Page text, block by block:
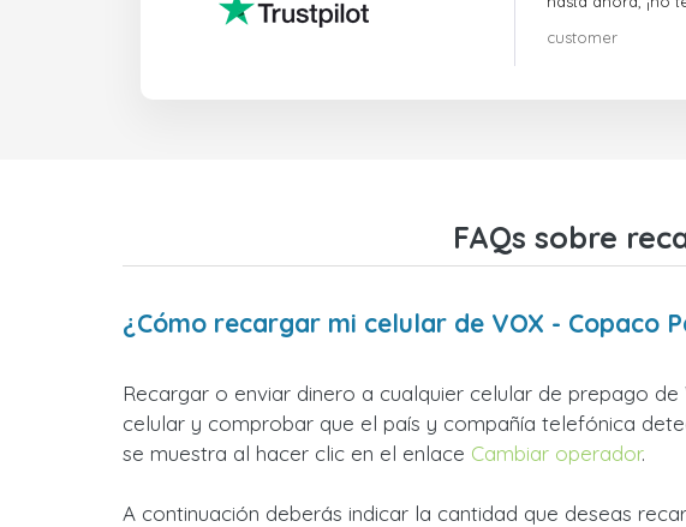
customer
FAQs sobre
¿Cómo recargar mi celular de VOX - Copaco
Recargar o enviar dinero a cualquier celular de prepago
celular y comprobar que el país y compañía telefónica
se muestra al hacer clic en el enlace Cambiar operador.
A continuación deberás indicar la cantidad que deseas